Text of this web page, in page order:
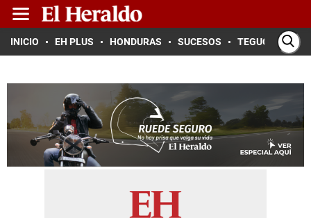
INICIO EH PLUS HONDURAS SUCESOS TEGUCIGALPA